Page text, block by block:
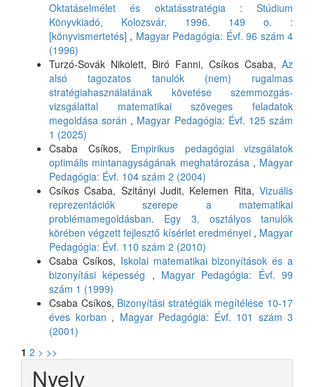
Oktatáselmélet és oktatásstratégia : Stúdium
Könyvkiadó, Kolozsvár, 1996. 149 o. :
[könyvismertetés] , Magyar Pedagógia: Évf. 96 szám 4
(1996)
Turzó-Sovák Nikolett, Biró Fanni, Csíkos Csaba, Az
alsó tagozatos tanulók (nem) rugalmas
stratégiahasználatának követése szemmozgás-
vizsgálattal matematikai szöveges feladatok
megoldása során , Magyar Pedagógia: Évf. 125 szám
1 (2025)
Csaba Csíkos, Empirikus pedagógiai vizsgálatok
optimális mintanagyságának meghatározása , Magyar
Pedagógia: Évf. 104 szám 2 (2004)
Csíkos Csaba, Szitányi Judit, Kelemen Rita, Vizuális
reprezentációk szerepe a matematikai
problémamegoldásban. Egy 3. osztályos tanulók
körében végzett fejlesztő kísérlet eredményei , Magyar
Pedagógia: Évf. 110 szám 2 (2010)
Csaba Csíkos, Iskolai matematikai bizonyítások és a
bizonyítási képesség , Magyar Pedagógia: Évf. 99
szám 1 (1999)
Csaba Csíkos, Bizonyítási stratégiák megítélése 10-17
éves korban , Magyar Pedagógia: Évf. 101 szám 3
(2001)
1 2 > >>
Nyelv